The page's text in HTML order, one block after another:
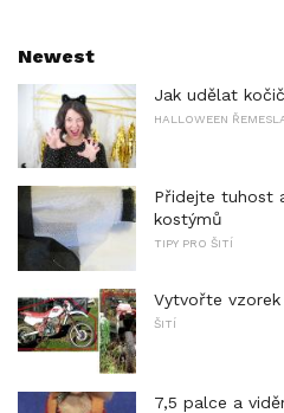
Newest
Jak udělat
HALLOWEEN
Přidejte tuhost
kostýmů
TIPY PRO ŠITÍ
Vytvořte
ŠITÍ
7,5 palce a